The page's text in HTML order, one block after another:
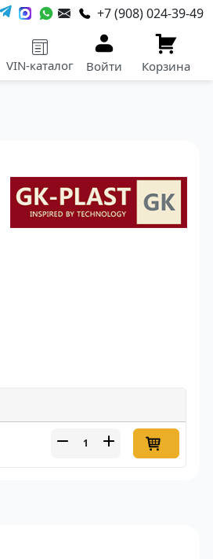
+7 (908) 024-39-49
VIN-каталог Войти Корзина